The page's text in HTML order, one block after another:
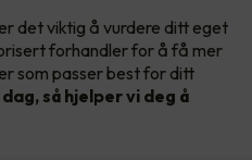
det viktig å vurdere ditt eget
forhandler for å få mer
som passer best for ditt
så hjelper vi deg å